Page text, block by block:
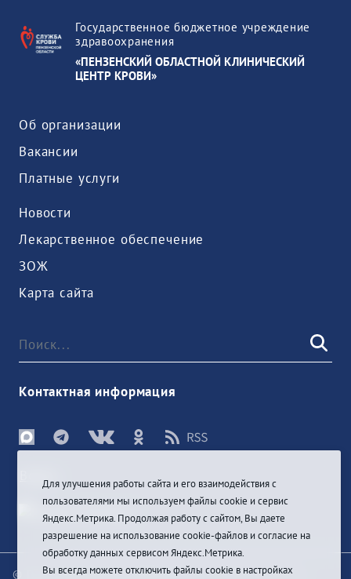
Государственное бюджетное учреждение
здравоохранения
«ПЕНЗЕНСКИЙ ОБЛАСТНОЙ КЛИНИЧЕСКИЙ
ЦЕНТР КРОВИ»
Об организации
Вакансии
Платные услуги
Новости
Лекарственное обеспечение
ЗОЖ
Карта сайта
Контактная информация
Войти
© При цитировании информации с сайта ссылка на
Для улучшения работы сайта и его взаимодействия с
пользователями мы используем файлы cookie и сервис
Яндекс.Метрика. Продолжая работу с сайтом, Вы даете
разрешение на использование cookie-файлов и согласие на
обработку данных сервисом Яндекс.Метрика.
Вы всегда можете отключить файлы cookie в настройках